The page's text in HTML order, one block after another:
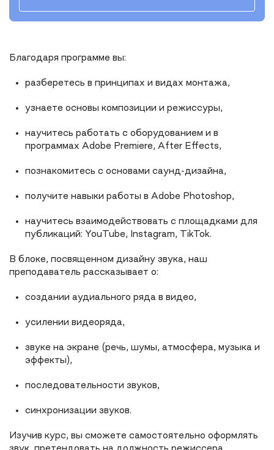
Благодаря программе вы:
разберетесь в принципах и видах монтажа,
узнаете основы композиции и режиссуры,
научитесь работать с оборудованием и в
программах Adobe Premiere, After Effects,
познакомитесь с основами саунд-дизайна,
получите навыки работы в Adobe Photoshop,
научитесь взаимодействовать с площадками для
публикаций: YouTube, Instagram, TikTok.
В блоке, посвященном дизайну звука, наш
преподаватель рассказывает о:
создании аудиального ряда в видео,
усилении видеоряда,
звуке на экране (речь, шумы, атмосфера, музыка и
эффекты),
последовательности звуков,
синхронизации звуков.
Изучив курс, вы сможете самостоятельно оформлять
звук, претендовать на должность режиссера